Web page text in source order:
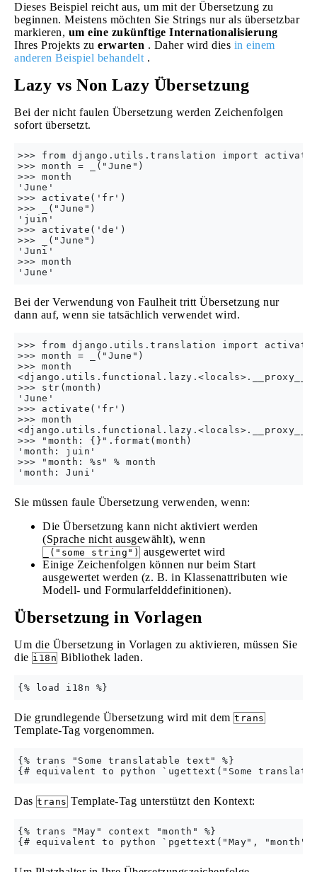
Dieses Beispiel reicht aus, um mit der Übersetzung zu
beginnen. Meistens möchten Sie Strings nur als übersetzbar
markieren, um eine zukünftige Internationalisierung
Ihres Projekts zu erwarten . Daher wird dies in einem
anderen Beispiel behandelt .
Lazy vs Non Lazy Übersetzung
Bei der nicht faulen Übersetzung werden Zeichenfolgen
sofort übersetzt.
>>> from django.utils.translation import
>>> month = _("June")
>>> month
'June'
>>> activate('fr')
>>> _("June")
'juin'
>>> activate('de')
>>> _("June")
'Juni'
>>> month
Bei der Verwendung von Faulheit tritt Übersetzung nur
dann auf, wenn sie tatsächlich verwendet wird.
>>> from django.utils.translation import
>>> month = _("June")
>>> month
<django.utils.functional.lazy.<locals>.__proxy__
>>> str(month)
'June'
>>> activate('fr')
>>> month
<django.utils.functional.lazy.<locals>.__proxy__
>>> "month: {}".format(month)
'month: juin'
>>> "month: %s" % month
Sie müssen faule Übersetzung verwenden, wenn:
Die Übersetzung kann nicht aktiviert werden
(Sprache nicht ausgewählt), wenn
_("some string") ausgewertet wird
Einige Zeichenfolgen können nur beim Start
ausgewertet werden (z. B. in Klassenattributen wie
Modell- und Formularfelddefinitionen).
Übersetzung in Vorlagen
Um die Übersetzung in Vorlagen zu aktivieren, müssen Sie
die i18n Bibliothek laden.
Die grundlegende Übersetzung wird mit dem trans
Template-Tag vorgenommen.
{% trans "Some translatable text" %}
Das trans Template-Tag unterstützt den Kontext:
{% trans "May" context "month" %}